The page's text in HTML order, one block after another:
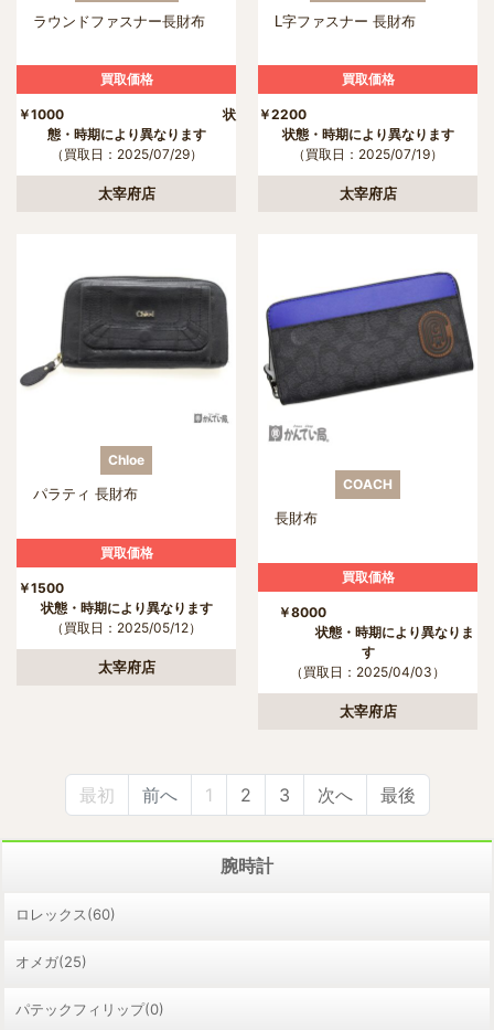
ラウンドファスナー長財布
買取価格
￥1000 状
態・時期により異なります
（買取日：2025/07/29）
太宰府店
L字ファスナー 長財布
買取価格
￥2200
状態・時期により異なります
（買取日：2025/07/19）
太宰府店
Chloe
パラティ 長財布
買取価格
￥1500
状態・時期により異なります
（買取日：2025/05/12）
太宰府店
COACH
長財布
買取価格
￥8000
状態・時期により異なりま
す
（買取日：2025/04/03）
太宰府店
最初 前へ 1 2 3 次へ 最後
腕時計
ロレックス(60)
オメガ(25)
パテックフィリップ(0)